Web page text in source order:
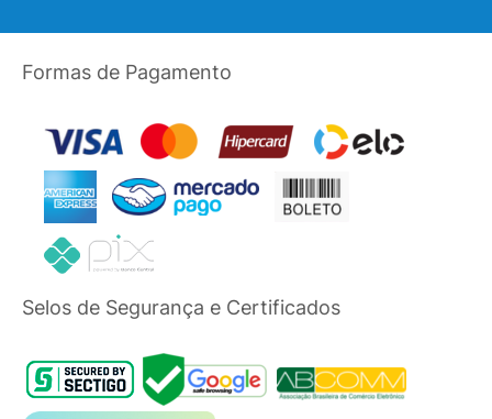
Formas de Pagamento
Selos de Segurança e Certificados